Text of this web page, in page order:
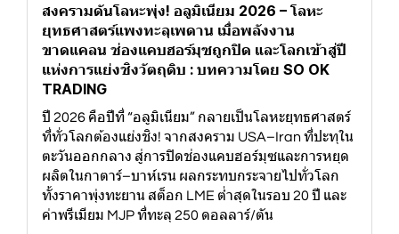
สงครามดันโลหะพุ่ง! อลูมิเนียม 2026 – โลหะ
ยุทธศาสตร์แพงทะลุเพดาน เมื่อพลังงาน
ขาดแคลน ช่องแคบฮอร์มุซถูกปิด และโลกเข้าสู่ปี
แห่งการแย่งชิงวัตถุดิบ : บทความโดย SO OK
TRADING
ปี 2026 คือปีที่ “อลูมิเนียม” กลายเป็นโลหะยุทธศาสตร์
ที่ทั่วโลกต้องแย่งชิง! จากสงคราม USA–Iran ที่ปะทุใน
ตะวันออกกลาง สู่การปิดช่องแคบฮอร์มุซและการหยุด
ผลิตในกาตาร์–บาห์เรน ผลกระทบกระจายไปทั่วโลก
ทั้งราคาพุ่งทะยาน สต็อก LME ต่ำสุดในรอบ 20 ปี และ
ค่าพรีเมียม MJP ที่ทะลุ 250 ดอลลาร์/ตัน